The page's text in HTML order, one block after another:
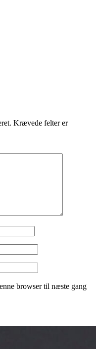
Krævede felter er
browser til næste gang